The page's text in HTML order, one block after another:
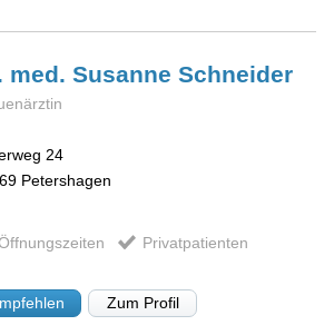
med. SusanneSchneider
24
Petershagen
Privatpatienten
Zum Profil